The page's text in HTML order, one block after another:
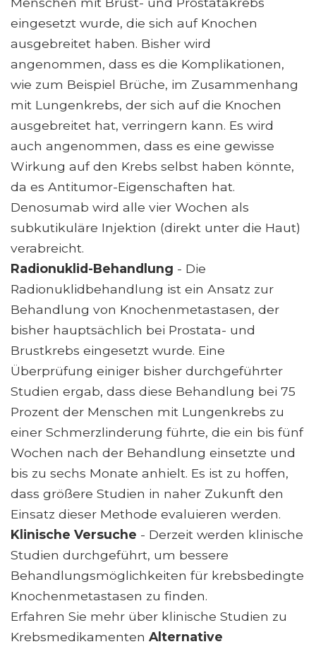
eingesetzt wurde, die sich auf Knochen
ausgebreitet haben. Bisher wird
angenommen, dass es die Komplikationen,
wie zum Beispiel Brüche, im Zusammenhang
mit Lungenkrebs, der sich auf die Knochen
ausgebreitet hat, verringern kann. Es wird
auch angenommen, dass es eine gewisse
Wirkung auf den Krebs selbst haben könnte,
da es Antitumor-Eigenschaften hat.
Denosumab wird alle vier Wochen als
subkutikuläre Injektion (direkt unter die Haut)
verabreicht.
Radionuklid-Behandlung - Die
Radionuklidbehandlung ist ein Ansatz zur
Behandlung von Knochenmetastasen, der
bisher hauptsächlich bei Prostata- und
Brustkrebs eingesetzt wurde. Eine
Überprüfung einiger bisher durchgeführter
Studien ergab, dass diese Behandlung bei 75
Prozent der Menschen mit Lungenkrebs zu
einer Schmerzlinderung führte, die ein bis fünf
Wochen nach der Behandlung einsetzte und
bis zu sechs Monate anhielt. Es ist zu hoffen,
dass größere Studien in naher Zukunft den
Einsatz dieser Methode evaluieren werden.
Klinische Versuche - Derzeit werden klinische
Studien durchgeführt, um bessere
Behandlungsmöglichkeiten für krebsbedingte
Knochenmetastasen zu finden.
Erfahren Sie mehr über klinische Studien zu
Krebsmedikamenten Alternative